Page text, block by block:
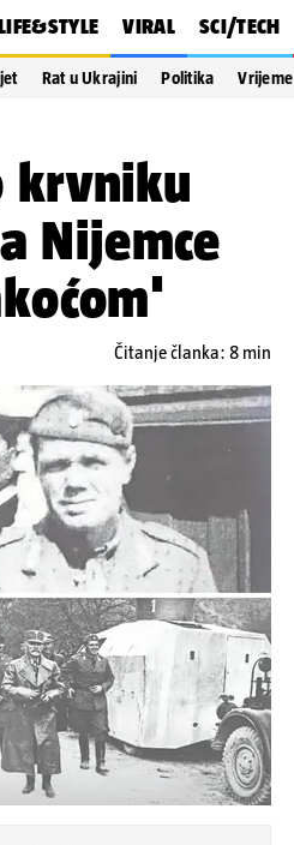
VIRAL SCI/TECH
Rat u Ukrajini Politika Vrijeme
krvniku
Nijemce
Čitanje članka: 8 min